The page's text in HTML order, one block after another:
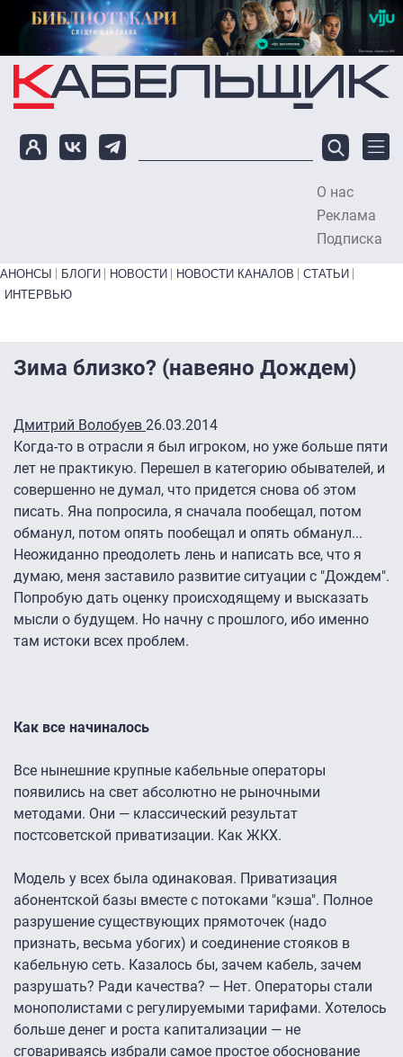
Перейти к основному содержанию
О нас
Реклама
Подписка
Primary links bottom
АНОНСЫ БЛОГИ НОВОСТИ НОВОСТИ КАНАЛОВ
СТАТЬИ
ИНТЕРВЬЮ
Зима близко? (навеяно Дождем)
Дмитрий Волобуев 26.03.2014
Когда-то в отрасли я был игроком, но уже больше пяти
лет не практикую. Перешел в категорию обывателей, и
совершенно не думал, что придется снова об этом
писать. Яна попросила, я сначала пообещал, потом
обманул, потом опять пообещал и опять обманул...
Неожиданно преодолеть лень и написать все, что я
думаю, меня заставило развитие ситуации с "Дождем".
Попробую дать оценку происходящему и высказать
мысли о будущем. Но начну с прошлого, ибо именно
там истоки всех проблем.
Как все начиналось
Все нынешние крупные кабельные операторы
появились на свет абсолютно не рыночными
методами. Они — классический результат
постсоветской приватизации. Как ЖКХ.
Модель у всех была одинаковая. Приватизация
абонентской базы вместе с потоками "кэша". Полное
разрушение существующих прямоточек (надо
признать, весьма убогих) и соединение стояков в
кабельную сеть. Казалось бы, зачем кабель, зачем
разрушать? Ради качества? — Нет. Операторы стали
монополистами с регулируемыми тарифами. Хотелось
больше денег и роста капитализации — не
сговариваясь избрали самое простое обоснование